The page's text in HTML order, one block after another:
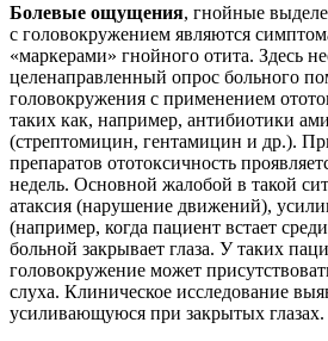
Болевые ощущения, гнойные
с головокружением являются
«маркерами» гнойного отита. Здесь
целенаправленный опрос больного
головокружения с применением
таких как, например, антибиотики
(стрептомицин, гентамицин и др.).
препаратов ототоксичность
недель. Основной жалобой в такой
атаксия (нарушение движений),
(например, когда пациент встает
больной закрывает глаза. У таких
головокружение может
слуха. Клиническое исследование
усиливающуюся при закрытых глазах.